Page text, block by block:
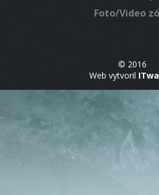
Foto/Video
© 2016
Web vytvoril